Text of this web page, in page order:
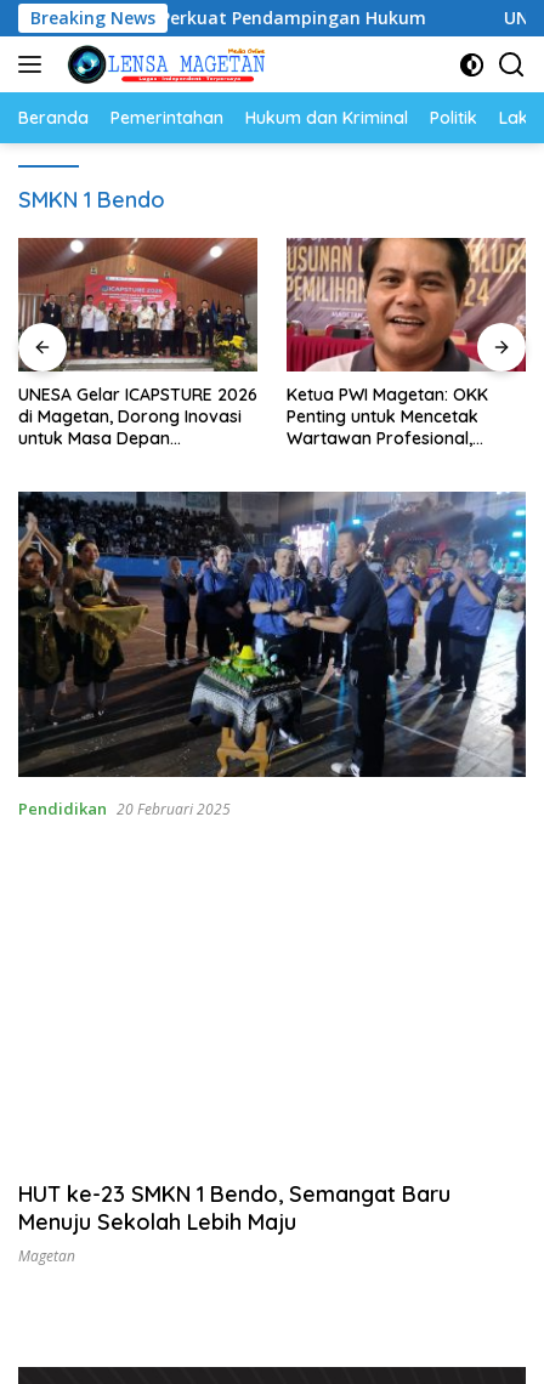
Langsung
ke
konten
Breaking News
Siap Perkuat Pendampingan Hukum UNESA
Beranda Pemerintahan Hukum dan Kriminal Politik
SMKN 1 Bendo
UNESA Gelar ICAPSTURE 2026
di Magetan, Dorong Inovasi
untuk Masa Depan
Ketua PWI Magetan: OKK
Penting untuk Mencetak
Wartawan Profesional,
Pendidikan 20 Februari 2025
HUT ke-23 SMKN 1 Bendo, Semangat Baru
Menuju Sekolah Lebih Maju
Magetan